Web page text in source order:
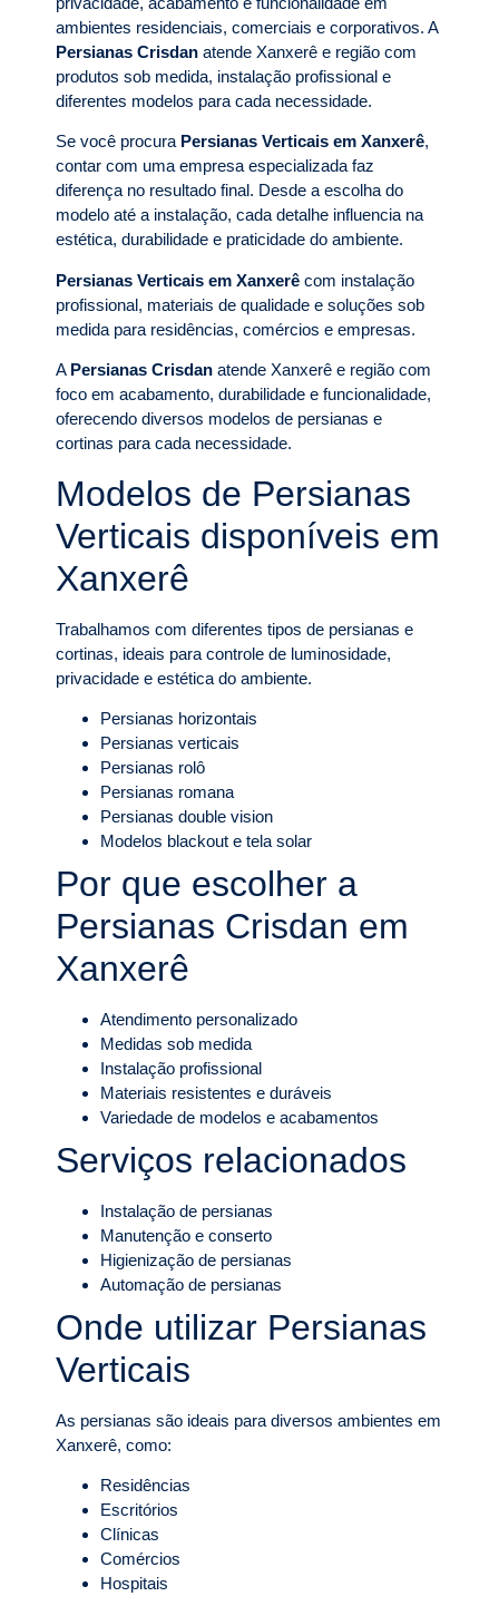
ambientes residenciais, comerciais e corporativos. A
Persianas Crisdan atende Xanxerê e região com
produtos sob medida, instalação profissional e
diferentes modelos para cada necessidade.
Se você procura Persianas Verticais em Xanxerê,
contar com uma empresa especializada faz
diferença no resultado final. Desde a escolha do
modelo até a instalação, cada detalhe influencia na
estética, durabilidade e praticidade do ambiente.
Persianas Verticais em Xanxerê com instalação
profissional, materiais de qualidade e soluções sob
medida para residências, comércios e empresas.
A Persianas Crisdan atende Xanxerê e região com
foco em acabamento, durabilidade e funcionalidade,
oferecendo diversos modelos de persianas e
cortinas para cada necessidade.
Modelos de Persianas
Verticais disponíveis em
Xanxerê
Trabalhamos com diferentes tipos de persianas e
cortinas, ideais para controle de luminosidade,
privacidade e estética do ambiente.
Persianas horizontais
Persianas verticais
Persianas rolô
Persianas romana
Persianas double vision
Modelos blackout e tela solar
Por que escolher a
Persianas Crisdan em
Xanxerê
Atendimento personalizado
Medidas sob medida
Instalação profissional
Materiais resistentes e duráveis
Variedade de modelos e acabamentos
Serviços relacionados
Instalação de persianas
Manutenção e conserto
Higienização de persianas
Automação de persianas
Onde utilizar Persianas
Verticais
As persianas são ideais para diversos ambientes em
Xanxerê, como:
Residências
Escritórios
Clínicas
Comércios
Hospitais